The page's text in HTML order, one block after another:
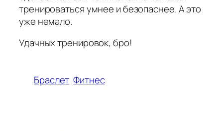
тренироваться умнее и безопаснее. А это
уже немало.
Удачных тренировок, бро!
Браслет Фитнес